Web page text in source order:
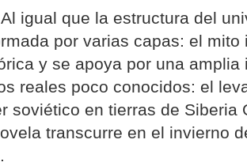
Al igual que la estructura del
por varias capas: el
y se apoya por una
reales poco conocidos: el
soviético en tierras de Siberia
transcurre en el invierno